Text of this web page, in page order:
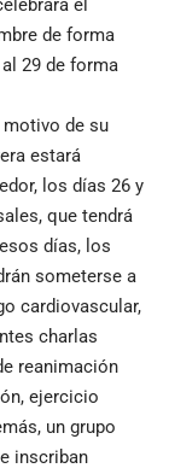
de forma
29 de forma
de su
estará
los días 26 y
que tendrá
días, los
someterse a
cardiovascular,
charlas
reanimación
ejercicio
un grupo
inscriban